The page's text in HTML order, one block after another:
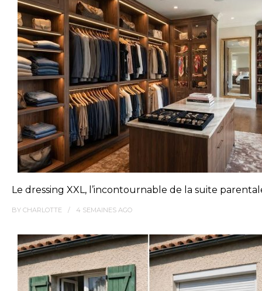
Le dressing XXL, l’incontournable de la suite
BY CHARLOTTE 4 SEMAINES AGO